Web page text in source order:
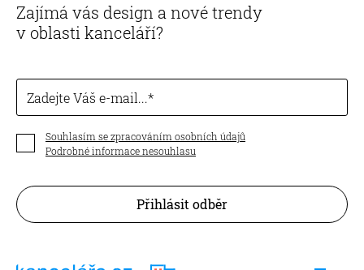
Zajímá vás design a nové trendy
v oblasti kanceláří?
Zadejte Váš e-mail...
Souhlasím se zpracováním osobních údajů
Podrobné informace nesouhlasu
Přihlásit odběr